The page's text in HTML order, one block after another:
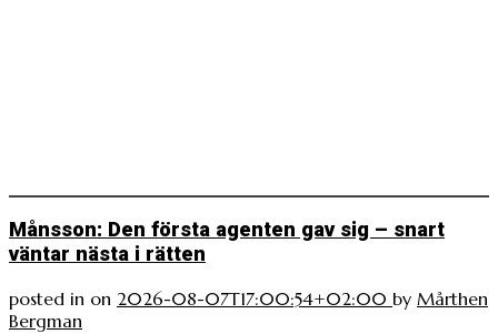
Månsson: Den första agenten gav sig – snart
väntar nästa i rätten
posted in on 2026-08-07T17:00:54+02:00 by Mårthen
Bergman